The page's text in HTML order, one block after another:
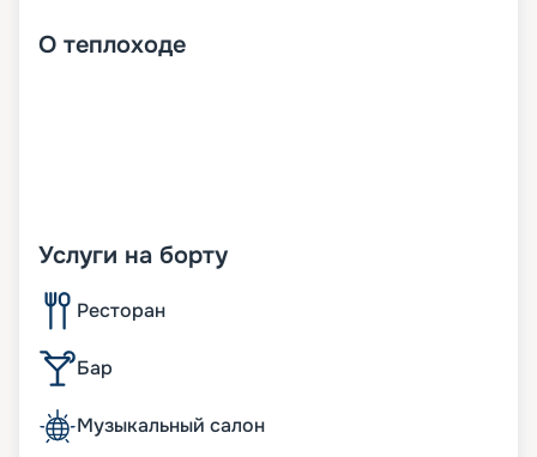
О теплоходе
Услуги на борту
Ресторан
Бар
Музыкальный салон